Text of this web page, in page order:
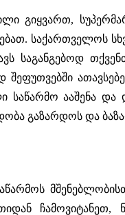
გიყვართ,
საქართველოს
საგანგებოდ
შეფუთვებში
საწარმო ააშენა და
გაზარდოს და
ჩამოვიტანეთ,